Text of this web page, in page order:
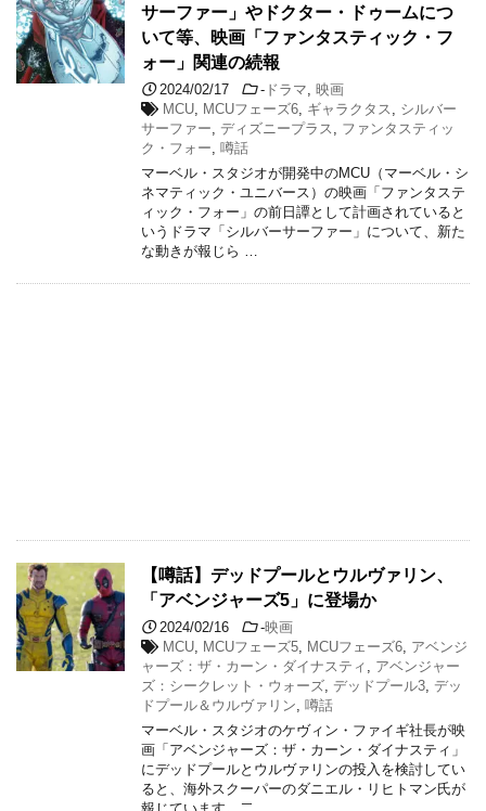
サーファー」やドクター・ドゥームにつ
いて等、映画「ファンタスティック・フ
ォー」関連の続報
2024/02/17 - ドラマ
映画
MCU
MCUフェーズ6 ギャラクタス
シルバー
サーファー
ディズニープラス
ファンタスティッ
ク・フォー
噂話
マーベル・スタジオが開発中のMCU（マーベル・シ
ネマティック・ユニバース）の映画「ファンタステ
ィック・フォー」の前日譚として計画されていると
いうドラマ「シルバーサーファー」について、新た
な動きが報じら …
【噂話】デッドプールとウルヴァリン、
「アベンジャーズ5」に登場か
2024/02/16 -映画
MCU
MCUフェーズ5 MCUフェーズ6
アベンジ
ャーズ：ザ・カーン・ダイナスティ
アベンジャー
ズ：シークレット・ウォーズ
デッドプール3
デッ
ドプール＆ウルヴァリン
噂話
マーベル・スタジオのケヴィン・ファイギ社長が映
画「アベンジャーズ：ザ・カーン・ダイナスティ」
にデッドプールとウルヴァリンの投入を検討してい
ると、海外スクーパーのダニエル・リヒトマン氏が